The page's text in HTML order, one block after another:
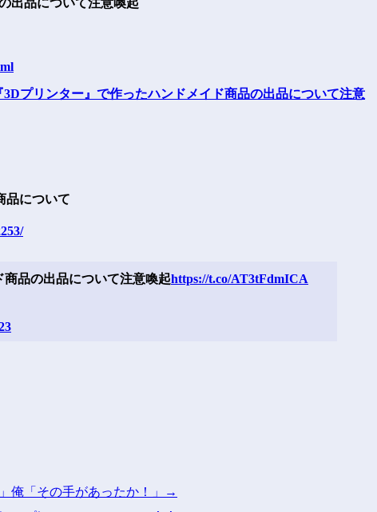
出品について注意喚起
品について
品の出品について注意喚起https://t.co/AT3tFdmICA
俺「その手があったか！」→